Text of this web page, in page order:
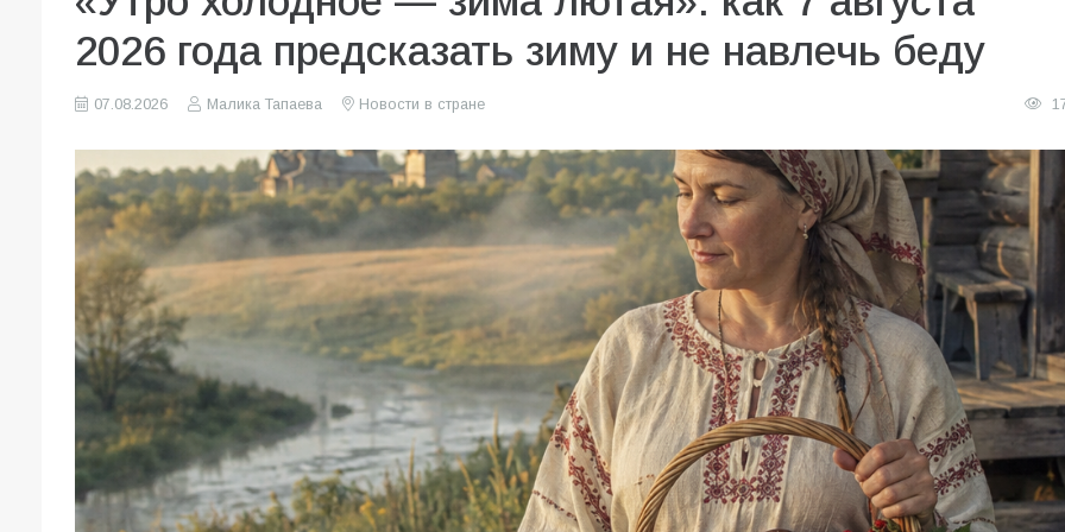
2026 года предсказать зиму и не навлечь беду
07.08.2026 Малика Тапаева Новости в стране